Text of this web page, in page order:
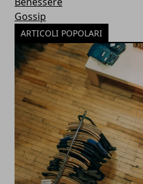
Gossip
ARTICOLI POPOLARI